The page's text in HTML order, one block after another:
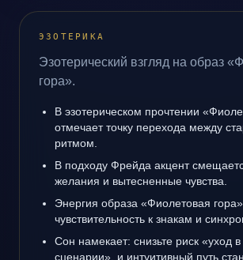
ЭЗОТЕРИКА
Эзотерический взгляд на образ
гора».
В эзотерическом прочтении
отмечает точку перехода между
ритмом.
В подходу Фрейда акцент
желания и вытесненные чувства.
Энергия образа «Фиолетовая
чувствительность к знакам и
Сон намекает: снизьте риск «уход
сценарии», и интуитивный путь